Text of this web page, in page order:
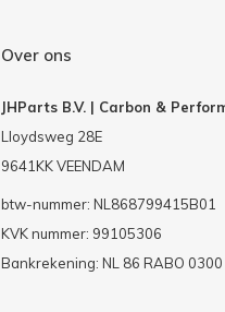
Over ons
JHParts B.V. | Carbon &
Lloydsweg 28E
9641KK VEENDAM
btw-nummer: NL868799415B01
KVK nummer: 99105306
Bankrekening: NL 86 RABO